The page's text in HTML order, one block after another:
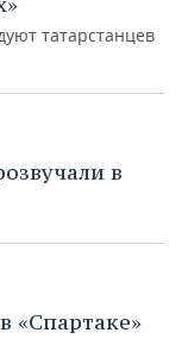
татарстанцев
в
«Спартаке»